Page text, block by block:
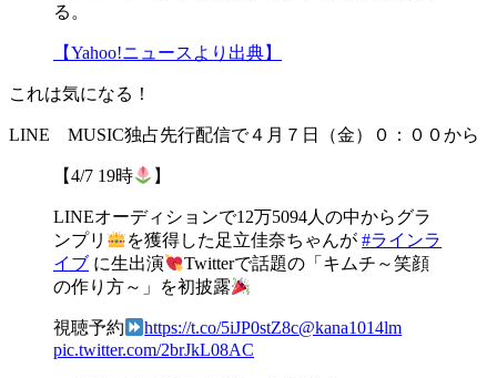
る。
【Yahoo!ニュースより出典】
これは気になる！
LINE MUSIC独占先行配信で４月７日（金）０：００から
【4/7 19時 】
LINEオーディションで12万5094人の中からグラ
ンプリ
を獲得した足立佳奈ちゃんが#ラインラ
イブ に生出演
Twitterで話題の「キムチ～笑顔
の作り方～」を初披露
視聴予約 https://t.co/5iJP0stZ8c@kana1014lm
pic.twitter.com/2brJkL08AC